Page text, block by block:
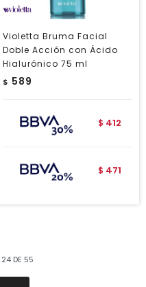
Violetta Bruma Facial
Doble Acción con Ácido
Hialurónico 75 ml
$ 589
$ 412
$ 471
24 DE 55